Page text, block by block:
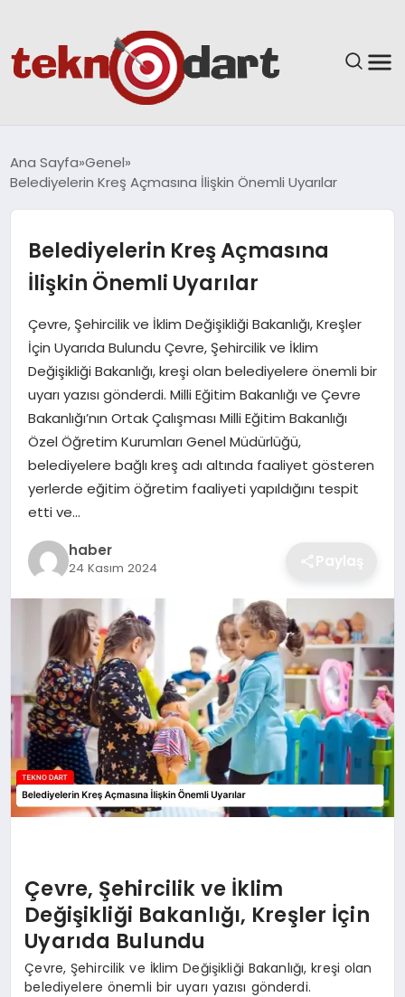
YAŞAM
BILIM & TEKNOLOJI
EĞITIM
GÜNDEM
SPOR
EKONOMI
MAGAZIN
OTOMOBIL
TEKNOLOJI
Ana Sayfa Genel
Belediyelerin Kreş Açmasına İlişkin Önemli Uyarılar
Belediyelerin Kreş Açmasına
İlişkin Önemli Uyarılar
Çevre, Şehircilik ve İklim Değişikliği Bakanlığı, Kreşler
İçin Uyarıda Bulundu Çevre, Şehircilik ve İklim
Değişikliği Bakanlığı, kreşi olan belediyelere önemli bir
uyarı yazısı gönderdi. Milli Eğitim Bakanlığı ve Çevre
Bakanlığı’nın Ortak Çalışması Milli Eğitim Bakanlığı
Özel Öğretim Kurumları Genel Müdürlüğü,
belediyelere bağlı kreş adı altında faaliyet gösteren
yerlerde eğitim öğretim faaliyeti yapıldığını tespit
etti ve…
haber
24 Kasım 2024
Çevre, Şehircilik ve İklim
Değişikliği Bakanlığı, Kreşler İçin
Uyarıda Bulundu
Çevre, Şehircilik ve İklim Değişikliği Bakanlığı, kreşi olan
belediyelere önemli bir uyarı yazısı gönderdi.